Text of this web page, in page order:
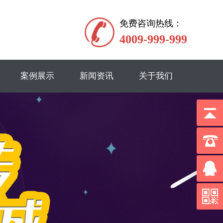
免费咨询热线：
4009-999-999
案例展示 新闻资讯 关于我们